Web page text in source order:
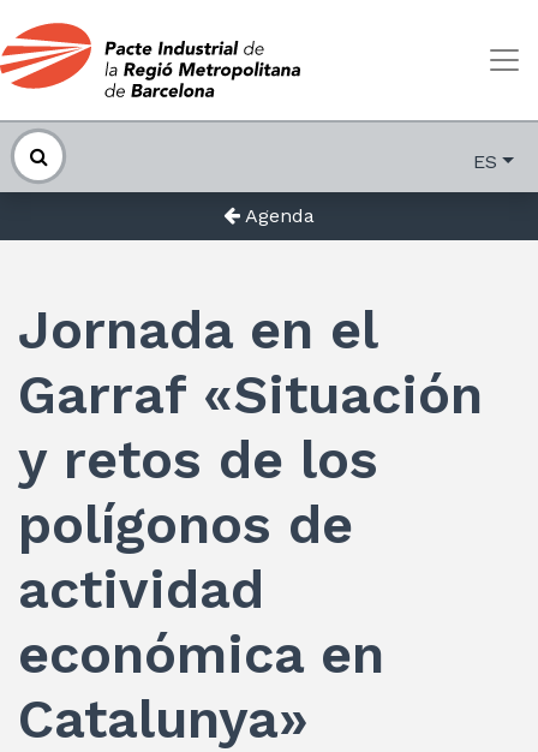
ES
Agenda
Jornada en el
Garraf «Situación
y retos de los
polígonos de
actividad
económica en
Catalunya»